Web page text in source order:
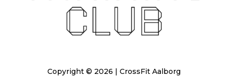
Copyright © 2026 | CrossFit Aalborg